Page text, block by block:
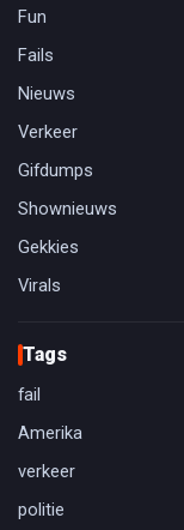
Fun
Fails
Nieuws
Verkeer
Gifdumps
Shownieuws
Gekkies
Virals
Tags
fail
Amerika
verkeer
politie